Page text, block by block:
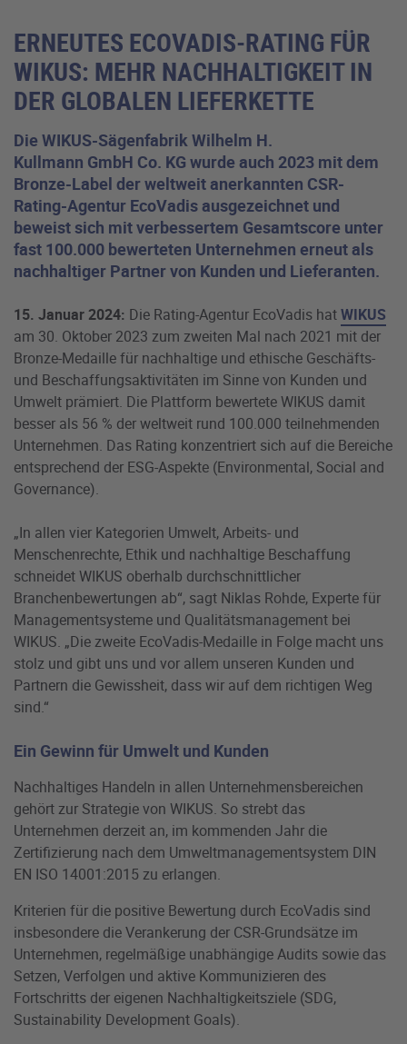
ERNEUTES ECOVADIS-RATING FÜR
WIKUS: MEHR NACHHALTIGKEIT IN
DER GLOBALEN LIEFERKETTE
Die WIKUS-Sägenfabrik Wilhelm H.
Kullmann GmbH Co. KG wurde auch 2023 mit dem
Bronze-Label der weltweit anerkannten CSR-
Rating-Agentur EcoVadis ausgezeichnet und
beweist sich mit verbessertem Gesamtscore unter
fast 100.000 bewerteten Unternehmen erneut als
nachhaltiger Partner von Kunden und Lieferanten.
15. Januar 2024: Die Rating-Agentur EcoVadis hatWIKUS
am 30. Oktober 2023 zum zweiten Mal nach 2021 mit der
Bronze-Medaille für nachhaltige und ethische Geschäfts-
und Beschaffungsaktivitäten im Sinne von Kunden und
Umwelt prämiert. Die Plattform bewertete WIKUS damit
besser als 56 % der weltweit rund 100.000 teilnehmenden
Unternehmen. Das Rating konzentriert sich auf die Bereiche
entsprechend der ESG-Aspekte (Environmental, Social and
Governance).
„In allen vier Kategorien Umwelt, Arbeits- und
Menschenrechte, Ethik und nachhaltige Beschaffung
schneidet WIKUS oberhalb durchschnittlicher
Branchenbewertungen ab“, sagt Niklas Rohde, Experte für
Managementsysteme und Qualitätsmanagement bei
WIKUS. „Die zweite EcoVadis-Medaille in Folge macht uns
stolz und gibt uns und vor allem unseren Kunden und
Partnern die Gewissheit, dass wir auf dem richtigen Weg
sind.“
Ein Gewinn für Umwelt und Kunden
Nachhaltiges Handeln in allen Unternehmensbereichen
gehört zur Strategie von WIKUS. So strebt das
Unternehmen derzeit an, im kommenden Jahr die
Zertifizierung nach dem Umweltmanagementsystem DIN
EN ISO 14001:2015 zu erlangen.
Kriterien für die positive Bewertung durch EcoVadis sind
insbesondere die Verankerung der CSR-Grundsätze im
Unternehmen, regelmäßige unabhängige Audits sowie das
Setzen, Verfolgen und aktive Kommunizieren des
Fortschritts der eigenen Nachhaltigkeitsziele (SDG,
Sustainability Development Goals).